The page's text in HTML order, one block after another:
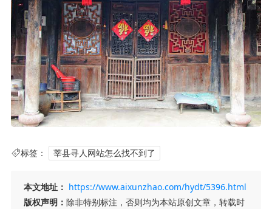
标签： 莘县寻人网站怎么找不到了
本文地址： https://www.aixunzhao.com/hydt/5396.html
版权声明： 除非特别标注，否则均为本站原创文章，转载时